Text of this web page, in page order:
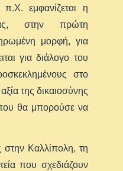
εμφανίζεται η
στην πρώτη
μορφή, για
για διάλογο του
στο
της δικαιοσύνης
θα μπορούσε να
στην Καλλίπολη, τη
που σχεδιάζουν